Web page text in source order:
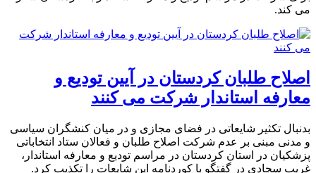
می کند.
اصلاح طلبان کردستان در آیین تودیع و
معارفە استاندار شرکت می کنند
بدنبال تکثیر شایعاتی در فضای مجازی و در میان کنشگران سیاسی
و مدنی مبنی بر عدم شرکت اصلاح طلبان و فعالان ستاد انتخاباتی
پزشکیان در استان کردستان در مراسم تودیع و معارفه استاندار،
غریب سجادی در گفتگو با کوردنامه این شایعات را تکذیب کرد.